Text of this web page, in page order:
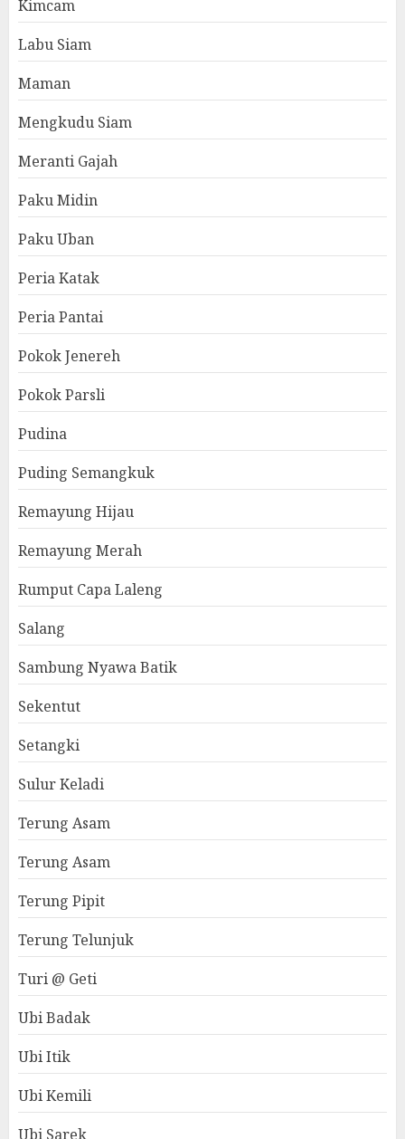
Kimcam
Labu Siam
Maman
Mengkudu Siam
Meranti Gajah
Paku Midin
Paku Uban
Peria Katak
Peria Pantai
Pokok Jenereh
Pokok Parsli
Pudina
Puding Semangkuk
Remayung Hijau
Remayung Merah
Rumput Capa Laleng
Salang
Sambung Nyawa Batik
Sekentut
Setangki
Sulur Keladi
Terung Asam
Terung Asam
Terung Pipit
Terung Telunjuk
Turi @ Geti
Ubi Badak
Ubi Itik
Ubi Kemili
Ubi Sarek